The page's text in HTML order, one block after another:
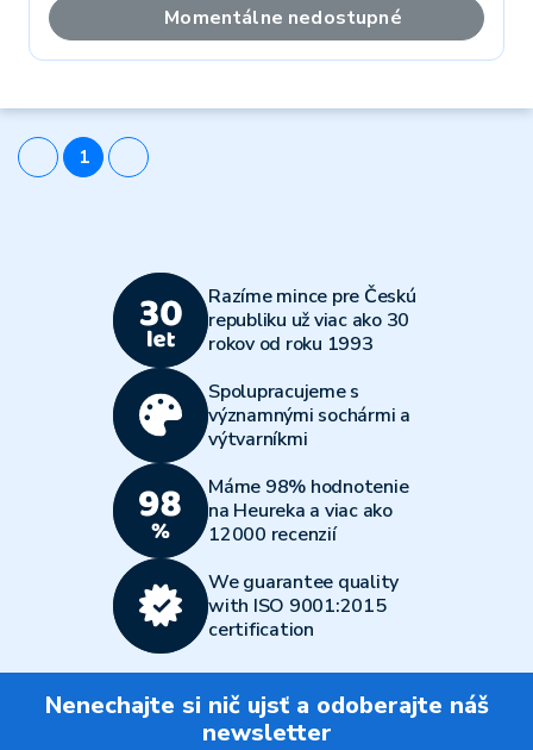
Momentálne nedostupné
1
Razíme mince pre Českú
republiku už viac ako 30
rokov od roku 1993
Spolupracujeme s
významnými sochármi a
výtvarníkmi
Máme 98% hodnotenie
na Heureka a viac ako
12000 recenzií
We guarantee quality
with ISO 9001:2015
certification
Nenechajte si nič ujsť a odoberajte náš
newsletter